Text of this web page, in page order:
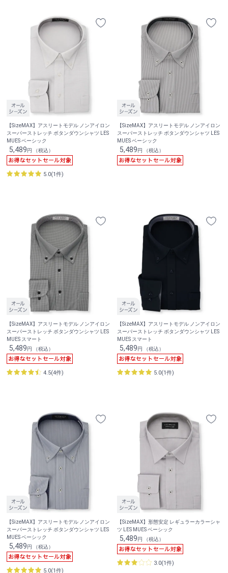
【SizeMAX】アスリートモデル ノンアイロン
スーパーストレッチ ボタンダウンシャツ LES
MUES ベーシック
5,489円 （税込）
5.0(1件)
【SizeMAX】アスリートモデル ノンアイロン
スーパーストレッチ ボタンダウンシャツ LES
MUES ベーシック
5,489円 （税込）
【SizeMAX】アスリートモデル ノンアイロン
スーパーストレッチ ボタンダウンシャツ LES
MUES スマート
5,489円 （税込）
4.5(4件)
【SizeMAX】アスリートモデル ノンアイロン
スーパーストレッチ ボタンダウンシャツ LES
MUES スマート
5,489円 （税込）
5.0(1件)
【SizeMAX】アスリートモデル ノンアイロン
スーパーストレッチ ボタンダウンシャツ LES
MUES ベーシック
5,489円 （税込）
5.0(1件)
【SizeMAX】形態安定 レギュラーカラーシャ
ツ LES MUES ベーシック
5,489円 （税込）
3.0(1件)